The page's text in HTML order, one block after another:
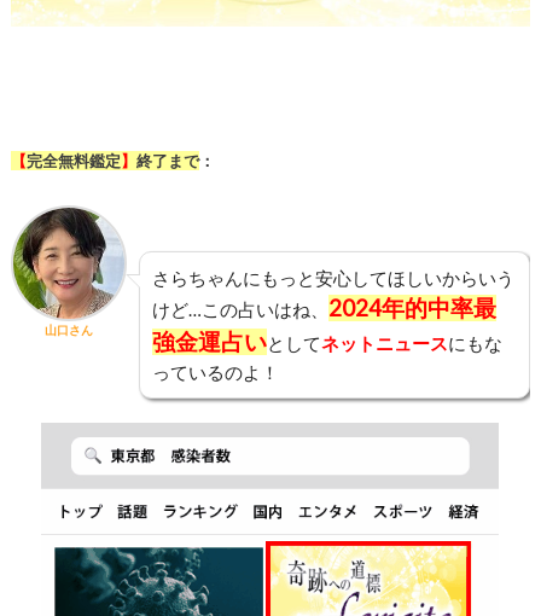
【完全無料鑑定】 終了まで：
山口さん
さらちゃんにもっと安心してほしいからいう
けど…この占いはね、 2024年的中率最
強金運占いとしてネットニュースにもな
っているのよ！